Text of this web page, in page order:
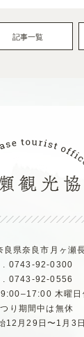
記事一覧
県奈良市月ヶ瀬
. 0743-92-0300
. 0743-92-0556
9:00–17:00 木曜日
り期間中は無休
12月29日〜1月3日